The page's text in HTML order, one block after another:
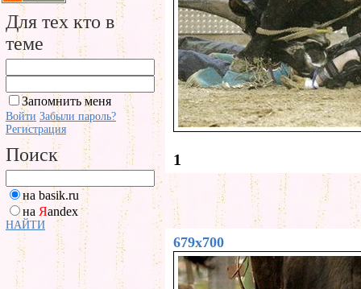
Для тех кто в
теме
Запомнить меня
Войти Забыли пароль?
Регистрация
Поиск
на basik.ru
на Яandex
НАЙТИ
1
679x700